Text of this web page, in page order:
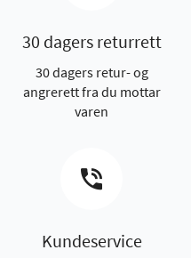
30 dagers returrett
30 dagers retur- og
angrerett fra du mottar
varen
Kundeservice